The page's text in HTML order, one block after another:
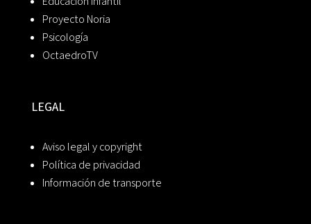
Proyecto Noria
Psicología
OctaedroTV
LEGAL
Aviso legal y copyright
Política de privacidad
Información de transporte